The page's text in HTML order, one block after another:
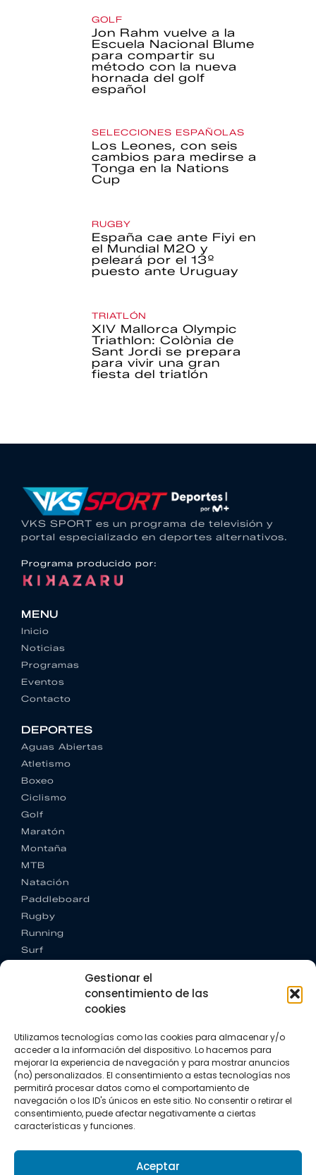
Gestionar el
consentimiento de las
cookies
Utilizamos tecnologías como las cookies para almacenar y/o
acceder a la información del dispositivo. Lo hacemos para
mejorar la experiencia de navegación y para mostrar anuncios
(no) personalizados. El consentimiento a estas tecnologías nos
permitirá procesar datos como el comportamiento de
navegación o los ID's únicos en este sitio. No consentir o retirar el
consentimiento, puede afectar negativamente a ciertas
características y funciones.
Aceptar
GOLF
Jon Rahm vuelve a la
Escuela Nacional Blume
para compartir su
método con la nueva
hornada del golf
español
SELECCIONES ESPAÑOLAS
Los Leones, con seis
cambios para medirse a
Tonga en la Nations
Cup
RUGBY
España cae ante Fiyi en
el Mundial M20 y
peleará por el 13º
puesto ante Uruguay
TRIATLÓN
XIV Mallorca Olympic
Triathlon: Colònia de
Sant Jordi se prepara
para vivir una gran
fiesta del triatlón
VKS SPORT es un programa de televisión y
portal especializado en deportes alternativos.
Programa producido por:
MENU
Inicio
Noticias
Programas
Eventos
Contacto
DEPORTES
Aguas Abiertas
Atletismo
Boxeo
Ciclismo
Golf
Maratón
Montaña
MTB
Natación
Paddleboard
Rugby
Running
Surf
CONTACTO
+34 662 342 177
info@vkssport.com
SÍGUENOS
Política de privacidad